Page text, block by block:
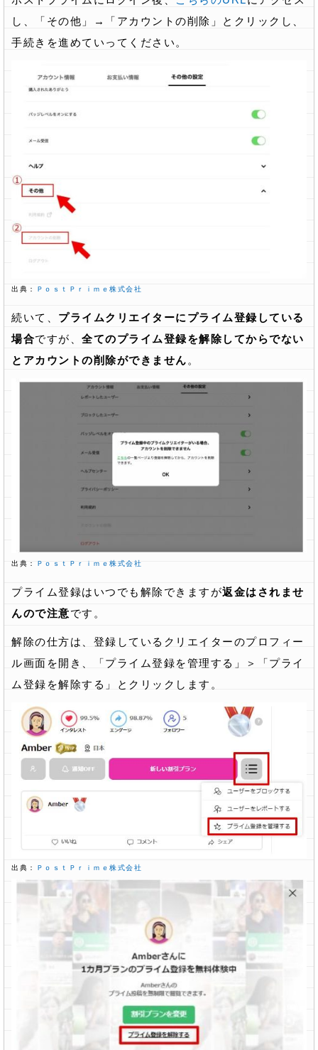
し、「その他」→「アカウントの削除」とクリックし、
手続きを進めていってください。
出典： ＰｏｓｔＰｒｉｍｅ株式会社
続いて、 プライムクリエイターにプライム登録している
場合ですが、 全てのプライム登録を解除してからでない
とアカウントの削除ができません 。
出典： ＰｏｓｔＰｒｉｍｅ株式会社
プライム登録はいつでも解除できますが返金はされませ
んので注意です。
解除の仕方は、登録しているクリエイターのプロフィー
ル画面を開き、「プライム登録を管理する」＞「プライ
ム登録を解除する」とクリックします。
出典： ＰｏｓｔＰｒｉｍｅ株式会社